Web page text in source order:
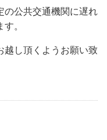
の公共交通機関に遅れ
。
越し頂くようお願い致